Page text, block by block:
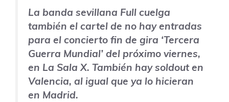
La banda sevillana Full cuelga
también el cartel de no hay entradas
para el concierto fin de gira ‘Tercera
Guerra Mundial’ del próximo viernes,
en La Sala X. También hay soldout en
Valencia, al igual que ya lo hicieran
en Madrid.